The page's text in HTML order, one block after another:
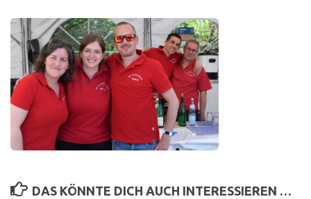
DAS KÖNNTE DICH AUCH INTERESSIEREN …